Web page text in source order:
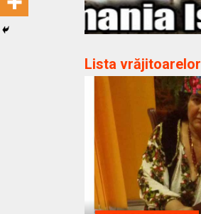
Lista vrăjitoarelor